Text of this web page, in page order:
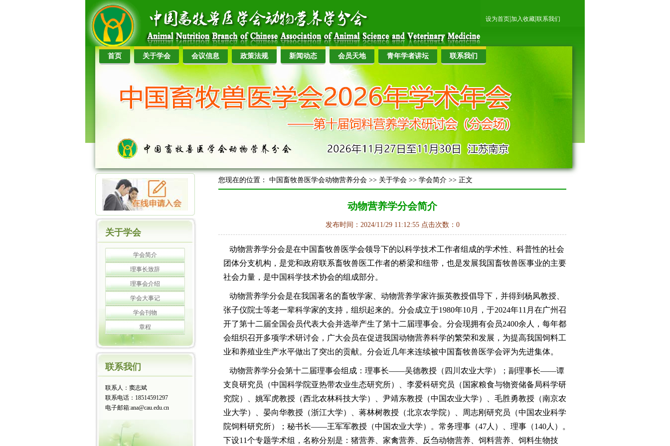
设为首页 加入收藏 联系我们
首页 关于学会 会议信息 政策法规 新闻动态 会员天地 青年学者讲坛 联系我们
关于学会
学会简介
理事长致辞
理事会介绍
学会大事记
学会刊物
章程
联系我们
联系人：窦志斌
联系电话：18514591297
电子邮箱:ana@cau.edu.cn
您现在的位置： 中国畜牧兽医学会动物营养分会 >> 关于学会 >> 学会简介 >> 正文
动物营养学分会简介
发布时间：2024/11/29 11:12:55 点击次数：0
动物营养学分会是在中国畜牧兽医学会领导下的以科学技术工作者组成的学术性、科普性的社会
团体分支机构，是党和政府联系畜牧兽医工作者的桥梁和纽带，也是发展我国畜牧兽医事业的主要
社会力量，是中国科学技术协会的组成部分。
动物营养学分会是在我国著名的畜牧学家、动物营养学家许振英教授倡导下，并得到杨凤教授、
张子仪院士等老一辈科学家的支持，组织起来的。分会成立于1980年10月，于2024年11月在广州召
开了第十二届全国会员代表大会并选举产生了第十二届理事会。分会现拥有会员2400余人，每年都
会组织召开多项学术研讨会，广大会员在促进我国动物营养科学的繁荣和发展，为提高我国饲料工
业和养殖业生产水平做出了突出的贡献。分会近几年来连续被中国畜牧兽医学会评为先进集体。
动物营养学分会第十二届理事会组成：理事长——吴德教授（四川农业大学）；副理事长——谭
支良研究员（中国科学院亚热带农业生态研究所）、李爱科研究员（国家粮食与物资储备局科学研
究院）、姚军虎教授（西北农林科技大学）、尹靖东教授（中国农业大学）、毛胜勇教授（南京农
业大学）、晏向华教授（浙江大学）、蒋林树教授（北京农学院）、周志刚研究员（中国农业科学
院饲料研究所）；秘书长——王军军教授（中国农业大学）。常务理事（47人）、理事（140人）。
下设11个专题学术组，名称分别是：猪营养、家禽营养、反刍动物营养、饲料营养、饲料生物技